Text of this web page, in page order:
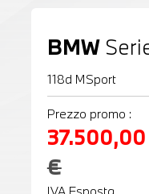
BMW
118d MSport
Prezzo promo :
€